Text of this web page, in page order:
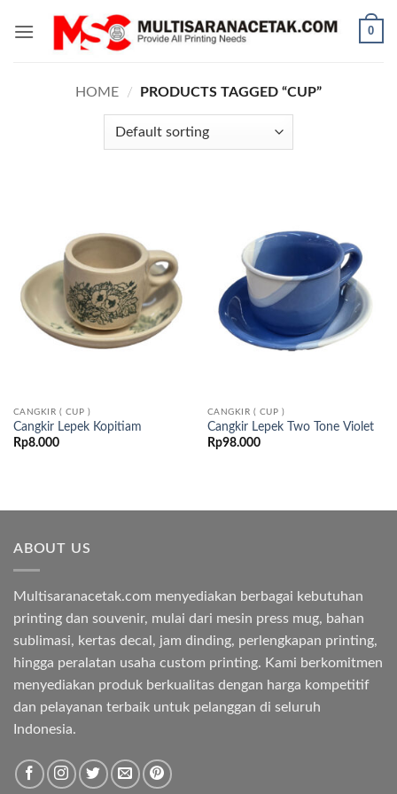
0
HOME / PRODUCTS TAGGED “CUP”
CANGKIR ( CUP )
Cangkir Lepek Kopitiam
Rp8.000
CANGKIR ( CUP )
Cangkir Lepek Two Tone Violet
Rp98.000
ABOUT US
Multisaranacetak.com menyediakan berbagai kebutuhan
printing dan souvenir, mulai dari mesin press mug, bahan
sublimasi, kertas decal, jam dinding, perlengkapan printing,
hingga peralatan usaha custom printing. Kami berkomitmen
menyediakan produk berkualitas dengan harga kompetitif
dan pelayanan terbaik untuk pelanggan di seluruh
Indonesia.